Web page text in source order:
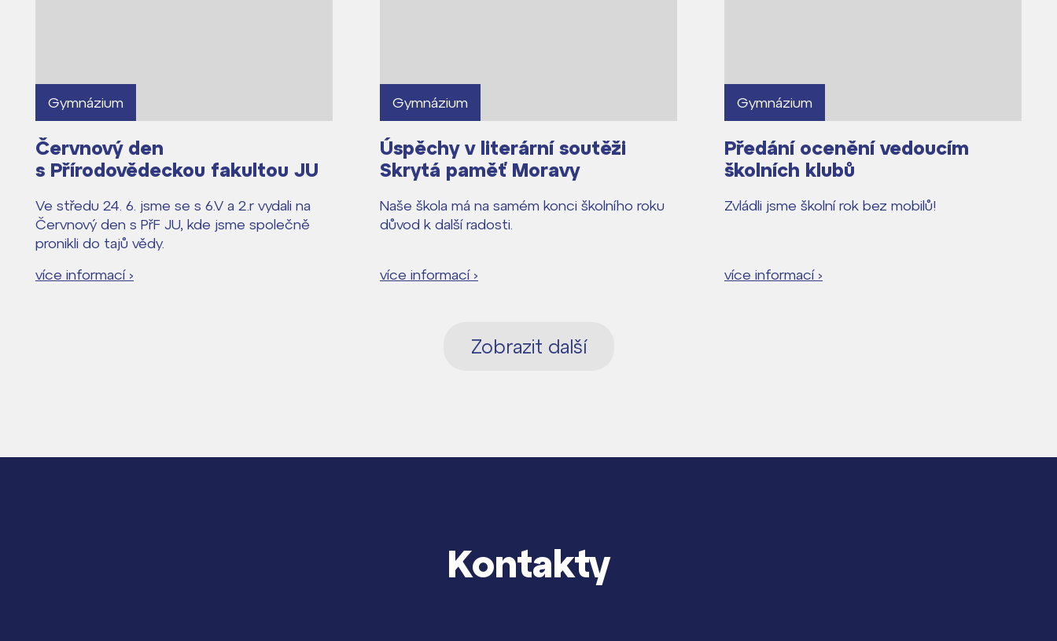
Gymnázium
Červnový den
s Přírodovědeckou fakultou JU
Ve středu 24. 6. jsme se s 6.V a 2.r vydali na
Červnový den s PřF JU, kde jsme společně
pronikli do tajů vědy.
více informací ›
Gymnázium
Úspěchy v literární soutěži
Skrytá paměť Moravy
Naše škola má na samém konci školního roku
důvod k další radosti.
více informací ›
Gymnázium
Předání ocenění vedoucím
školních klubů
Zvládli jsme školní rok bez mobilů!
více informací ›
Zobrazit další
Proč se stát žákem ZŠ ČAG
Proč se stát studentem Gymnázia
Kontakty